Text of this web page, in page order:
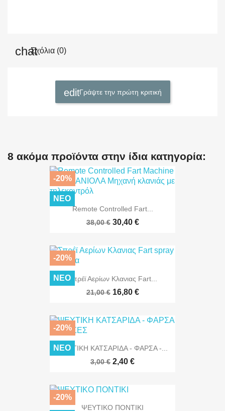
Σχόλια (0)
Γράψτε την πρώτη κριτική
8 ακόμα προϊόντα στην ίδια κατηγορία:
Remote Controlled Fart...
38,00 € 30,40 €
-20%
ΝΈΟ
Σπρέϊ Αερίων Κλανιας Fart...
21,00 € 16,80 €
-20%
ΝΈΟ
ΨΕΥΤΙΚΗ ΚΑΤΣΑΡΙΔΑ - ΦΑΡΣΑ -...
3,00 € 2,40 €
-20%
ΝΈΟ
ΨΕΥΤΙΚΟ ΠΟΝΤΙΚΙ
-20%